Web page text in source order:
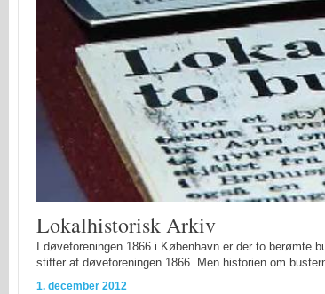
Lokalhistorisk Arkiv
I døveforeningen 1866 i København er der to
stifter af døveforeningen 1866. Men historien om
1. december 2012